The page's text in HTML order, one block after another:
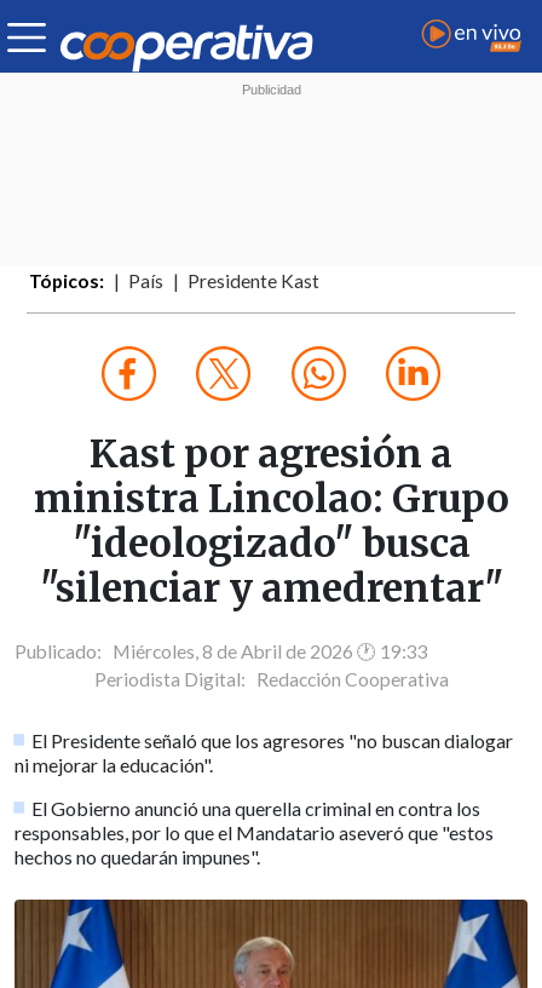
Tópicos: País Presidente Kast
Kast por agresión a
ministra Lincolao: Grupo
"ideologizado" busca
"silenciar y amedrentar"
Publicado: Miércoles, 8 de Abril de 2026 🕐 19:33
Periodista Digital: Redacción Cooperativa
El Presidente señaló que los agresores "no buscan dialogar
ni mejorar la educación".
El Gobierno anunció una querella criminal en contra los
responsables, por lo que el Mandatario aseveró que "estos
hechos no quedarán impunes".